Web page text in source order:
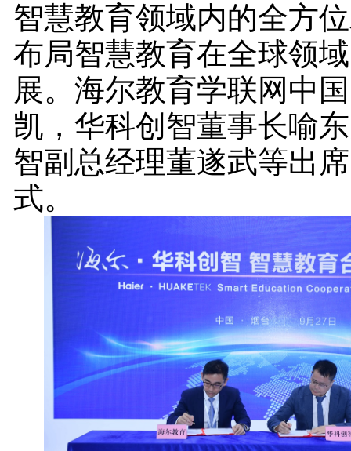
智慧教育领域内的全方
布局智慧教育在全球领
展。海尔教育学联网中
凯，华科创智董事长喻
智副总经理董遂武等出
式。